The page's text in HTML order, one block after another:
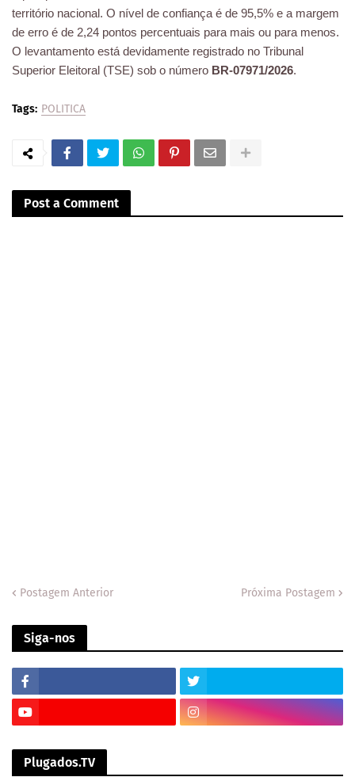
território nacional. O nível de confiança é de 95,5% e a margem
de erro é de 2,24 pontos percentuais para mais ou para menos.
O levantamento está devidamente registrado no Tribunal
Superior Eleitoral (TSE) sob o número BR-07971/2026.
Tags: POLITICA
Post a Comment
Postagem Anterior Próxima Postagem
Siga-nos
Plugados.TV